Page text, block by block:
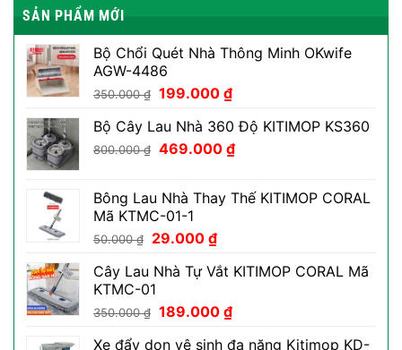
SẢN PHẨM MỚI
Bộ Chổi Quét Nhà Thông Minh OKwife
AGW-4486
350.000₫ Giá
là:
350.000 ₫.
199.000 ₫Giá
tại
là:
Bộ Cây Lau Nhà 360 Độ KITIMOP KS360
800.000₫ Giá
800.000 ₫.
469.000 ₫Giá
là:
Bông Lau Nhà Thay Thế KITIMOP CORAL
Mã KTMC-01-1
50.000₫
Giá
là:
50.000 ₫.
29.000 ₫Giá
tại
29.000 ₫.
Cây Lau Nhà Tự Vắt KITIMOP CORAL Mã
KTMC-01
350.000₫ Giá
189.000 ₫Giá
Xe đẩy dọn vệ sinh đa năng Kitimop KD-